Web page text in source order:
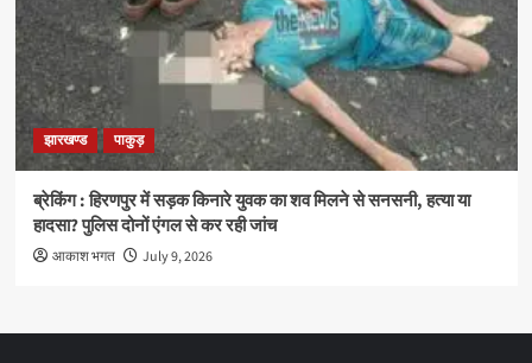
झारखण्ड पाकुड़
ब्रेकिंग : हिरणपुर में सड़क किनारे युवक का शव मिलने से सनसनी, हत्या या
हादसा? पुलिस दोनों एंगल से कर रही जांच
आकाश भगत July 9, 2026